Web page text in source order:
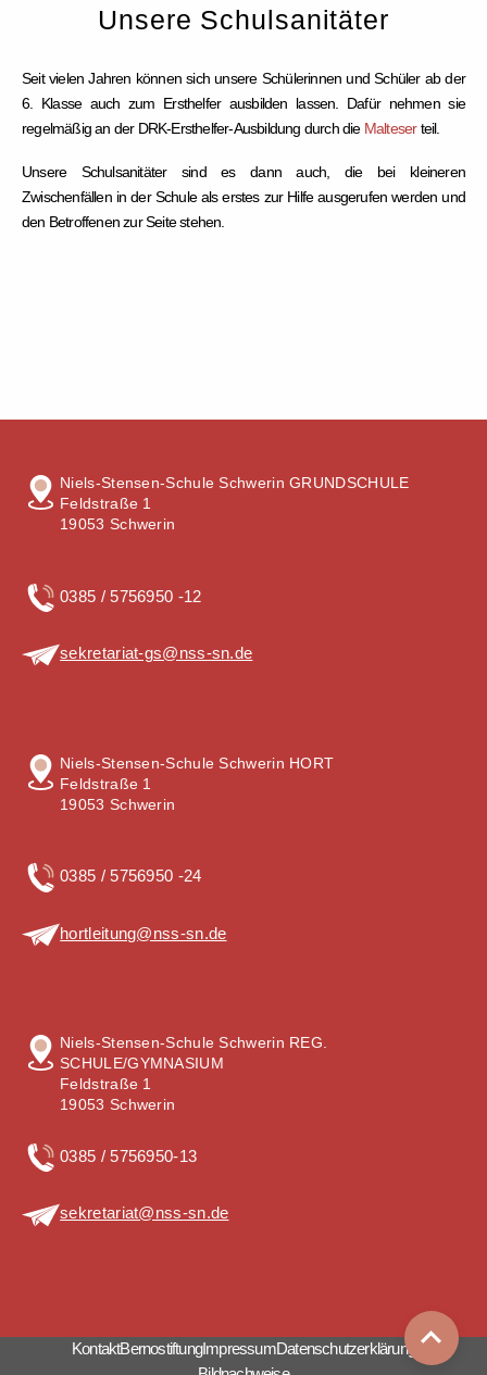
Unsere Schulsanitäter
Seit vielen Jahren können sich unsere Schülerinnen und Schüler ab der
6. Klasse auch zum Ersthelfer ausbilden lassen. Dafür nehmen sie
regelmäßig an der DRK-Ersthelfer-Ausbildung durch die Malteserteil.
Unsere Schulsanitäter sind es dann auch, die bei kleineren
Zwischenfällen in der Schule als erstes zur Hilfe ausgerufen werden und
den Betroffenen zur Seite stehen.
Niels-Stensen-Schule Schwerin GRUNDSCHULE
Feldstraße 1
19053 Schwerin
0385 / 5756950 -12
sekretariat-gs@nss-sn.de
Niels-Stensen-Schule Schwerin HORT
Feldstraße 1
19053 Schwerin
0385 / 5756950 -24
hortleitung@nss-sn.de
Niels-Stensen-Schule Schwerin REG.
SCHULE/GYMNASIUM
Feldstraße 1
19053 Schwerin
0385 / 5756950-13
sekretariat@nss-sn.de
KontaktBernostiftungImpressumDatenschutzerklärung